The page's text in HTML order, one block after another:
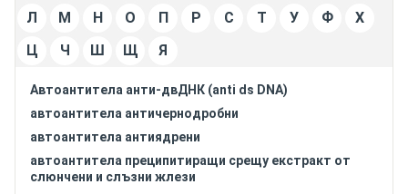
Л
М Н О П Р С Т У Ф
Х
Ц
Ч Ш Щ Я
Автоантитела анти-двДНК (anti ds DNA)
автоантитела античернодробни
автоантитела антиядрени
автоантитела преципитиращи срещу екстракт от
слюнчени и слъзни жлези